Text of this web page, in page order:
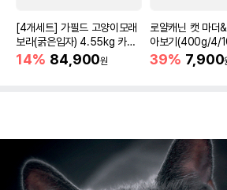
[4개세트] 가필드 고양이모래
보라(굵은입자) 4.55kg 카사
바모래
14% 84,900원
로얄캐닌 캣 마더
아보기(400g/4/
39% 7,900